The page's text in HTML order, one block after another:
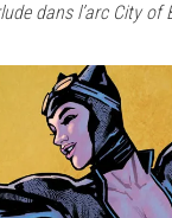
dans l’arc City of